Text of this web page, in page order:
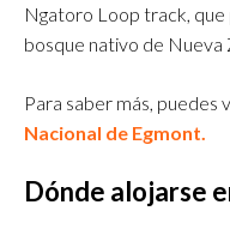
Ngatoro Loop track,
bosque nativo de Nueva
Para saber más, puedes
Nacional de Egmont.
Dónde alojarse